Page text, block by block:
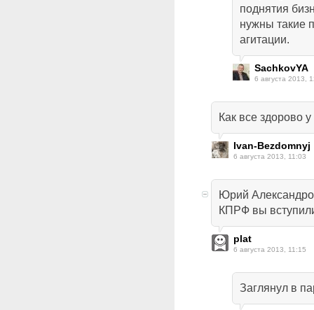
поднятия
нужны такие
агитации.
SachkovYA
6 августа 2013,
Как все
Ivan-Bezdomnyj
6 августа 2013, 11:03
Юрий
КПРФ вы
plat
6 августа 2013, 11:15
Заглянул в